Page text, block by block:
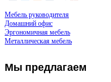
Мебель руководителя
Домашний офис
Эргономичная мебель
Металлическая мебель
Мы предлагаем